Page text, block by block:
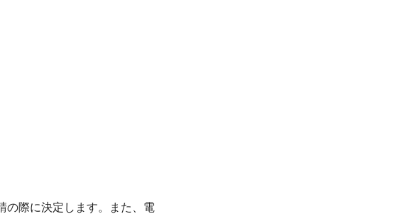
の際に決定します。また、電